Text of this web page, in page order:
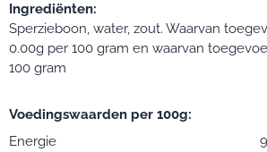
Ingrediënten:
Sperzieboon, water, zout. Waarvan
0.00g per 100 gram en waarvan
100 gram
Voedingswaarden per 100g:
Energie